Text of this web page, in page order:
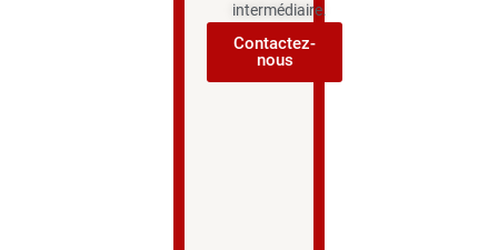
intermédiaire.
Contactez-
nous